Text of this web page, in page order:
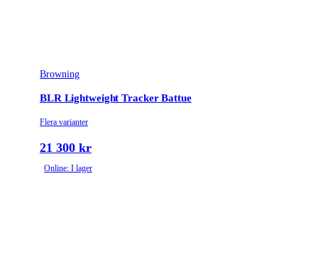
Browning
BLR Lightweight Tracker Battue
Flera varianter
21 300 kr
Online: I lager